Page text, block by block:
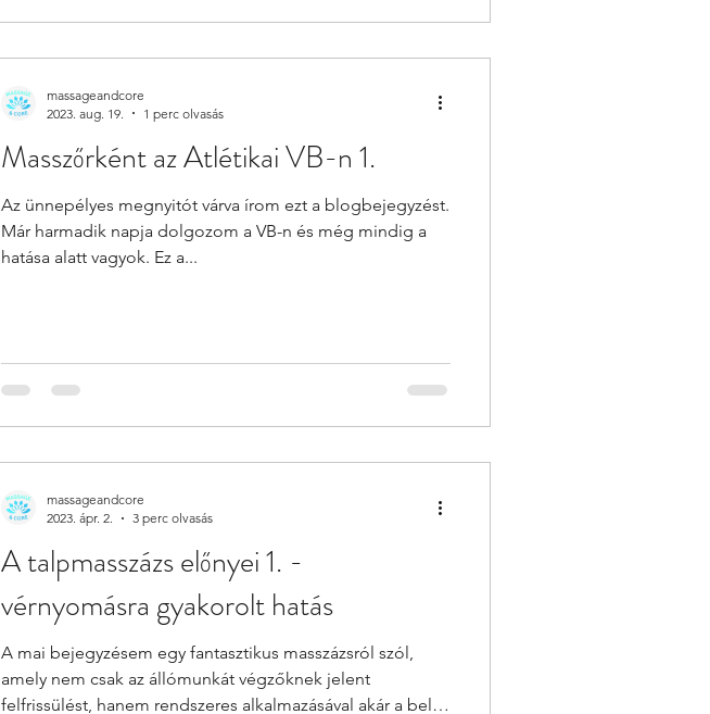
Masszőrként az Atlétikai VB-n 1.
Az ünnepélyes megnyitót várva írom ezt a blogbejegyzést.
Már harmadik napja dolgozom a VB-n és még mindig a
hatása alatt vagyok. Ez a...
massageandcore
2023. aug. 19.
1 perc olvasás
A talpmasszázs előnyei 1. -
vérnyomásra gyakorolt hatás
A mai bejegyzésem egy fantasztikus masszázsról szól,
amely nem csak az állómunkát végzőknek jelent
felfrissülést, hanem rendszeres alkalmazásával akár a belső
massageandcore
2023. ápr. 2.
3 perc olvasás